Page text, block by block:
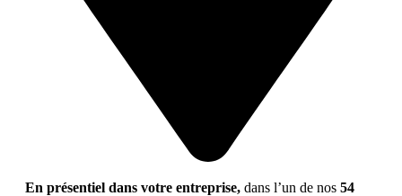
En présentiel dans votre entreprise, dans l’un de nos 54